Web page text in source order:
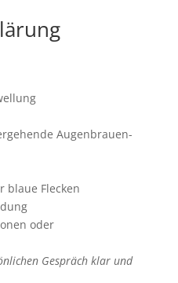
Augenbrauen-
blaue Flecken
oder
Gespräch klar und